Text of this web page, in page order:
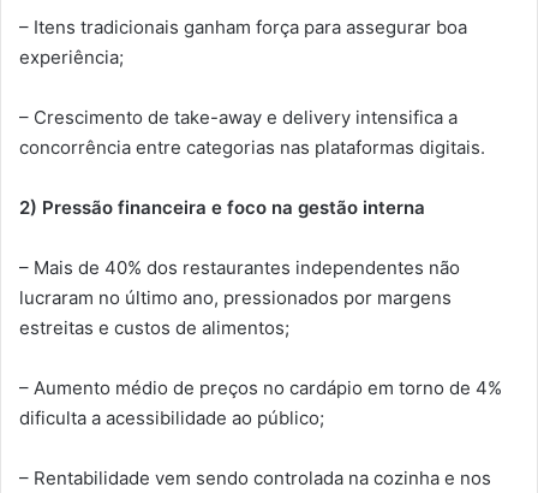
– Itens tradicionais ganham força para assegurar boa
experiência;
– Crescimento de take-away e delivery intensifica a
concorrência entre categorias nas plataformas digitais.
2) Pressão financeira e foco na gestão interna
– Mais de 40% dos restaurantes independentes não
lucraram no último ano, pressionados por margens
estreitas e custos de alimentos;
– Aumento médio de preços no cardápio em torno de 4%
dificulta a acessibilidade ao público;
– Rentabilidade vem sendo controlada na cozinha e nos